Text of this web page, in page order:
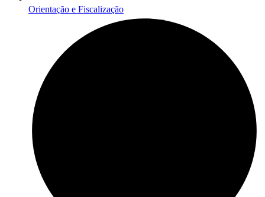
Orientação e Fiscalização